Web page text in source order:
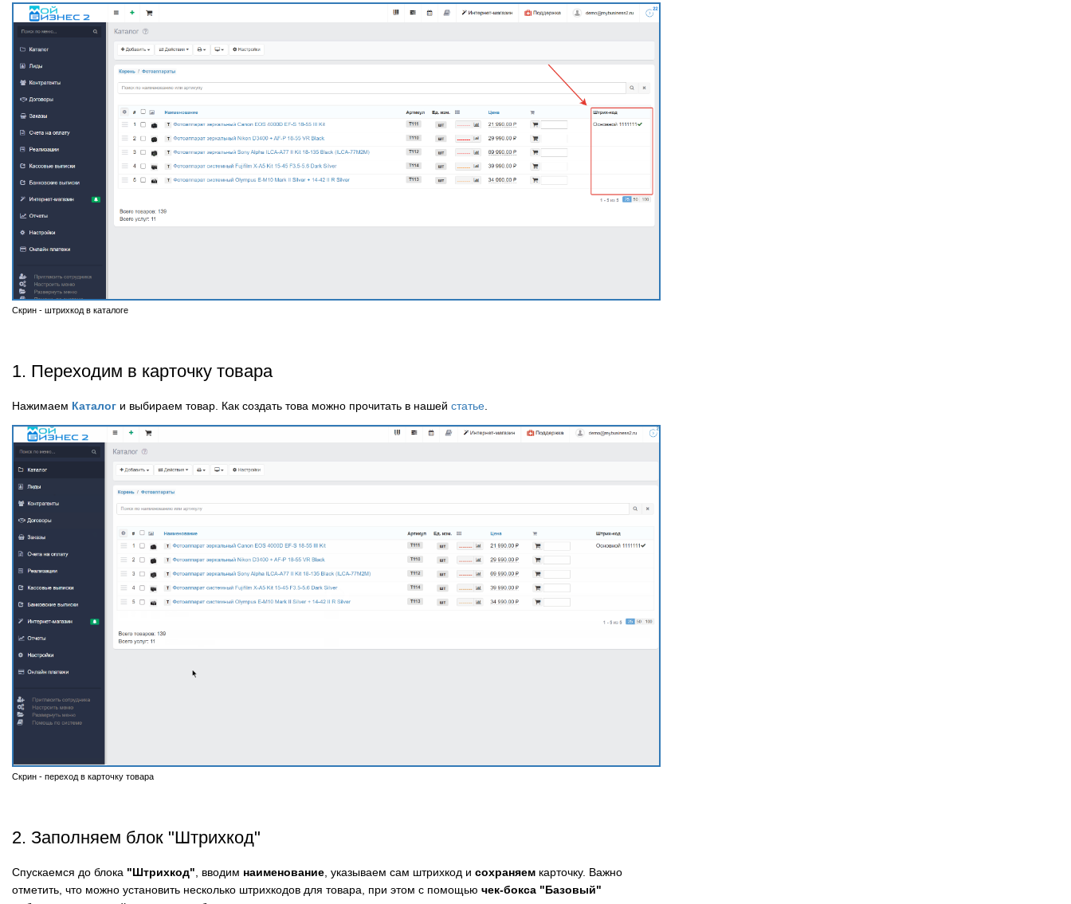
Скрин - штрихкод в каталоге
1. Переходим в карточку товара
Нажимаем Каталог и выбираем товар. Как создать това можно прочитать в нашей статье.
Скрин - переход в карточку товара
2. Заполняем блок "Штрихкод"
Спускаемся до блока "Штрихкод" , вводим наименование , указываем сам штрихкод и сохраняем карточку. Важно
отметить, что можно установить несколько штрихкодов для товара, при этом с помощью чек-бокса "Базовый"